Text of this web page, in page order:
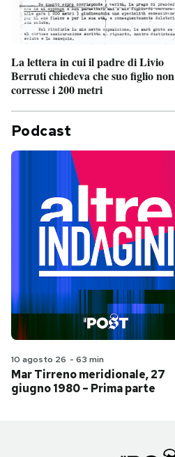
La lettera in cui il padre di Livio
Berruti chiedeva che suo figlio non
corresse i 200 metri
Podcast
10 agosto 26 - 63 min
Mar Tirreno meridionale, 27
giugno 1980 – Prima parte